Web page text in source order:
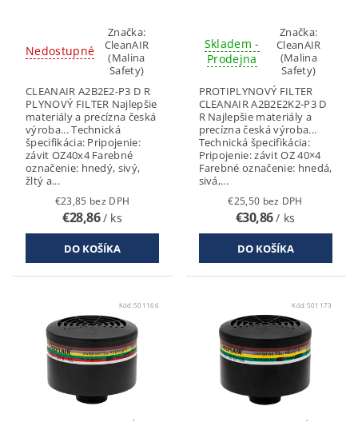
Nedostupné
Značka:
CleanAIR
(Malina
Safety)
CLEANAIR A2B2E2-P3 D R
PLYNOVÝ FILTER Najlepšie
materiály a precízna česká
výroba... Technická
špecifikácia: Pripojenie:
závit OZ40x4 Farebné
označenie: hnedý, sivý,
žltý a...
€23,85 bez DPH
€28,86/ ks
Skladem -
Prodejna
Značka:
CleanAIR
(Malina
Safety)
PROTIPLYNOVÝ FILTER
CLEANAIR A2B2E2K2-P3 D
R Najlepšie materiály a
precízna česká výroba...
Technická špecifikácia:
Pripojenie: závit OZ 40×4
Farebné označenie: hnedá,
sivá,...
€25,50 bez DPH
€30,86/ ks
Kód:501166 Kód: 501173